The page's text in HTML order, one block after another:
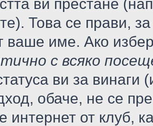
ви престане
Това се прави,
ваше име. Ако
с всяко
ви за винаги
обаче, не се
интернет от клуб,